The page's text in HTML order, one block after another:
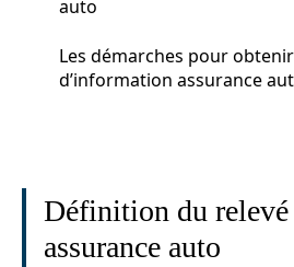
auto
Les démarches pour
d’information assurance
Définition du
assurance auto